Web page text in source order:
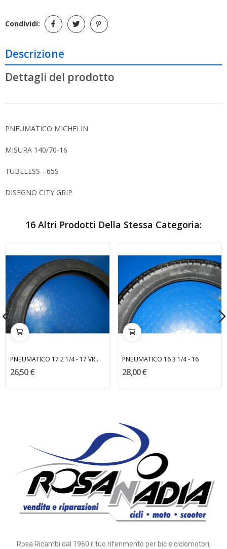
Condividi:
Descrizione
Dettagli del prodotto
PNEUMATICO MICHELIN
MISURA 140/70-16
TUBELESS - 65S
DISEGNO CITY GRIP
16 Altri Prodotti Della Stessa Categoria:
PNEUMATICO 17 2 1/4 - 17 VRM 087
26,50 €
PNEUMATICO 16 3 1/4 - 16
28,00 €
Rosa Ricambi dal 1960 il tuo riferimento per bic e ciclomotori,